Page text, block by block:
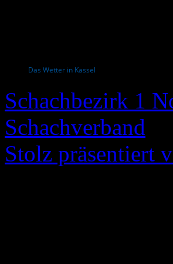
Das Wetter in Kassel
Schachbezirk 1
Schachverband
Stolz präsentiert